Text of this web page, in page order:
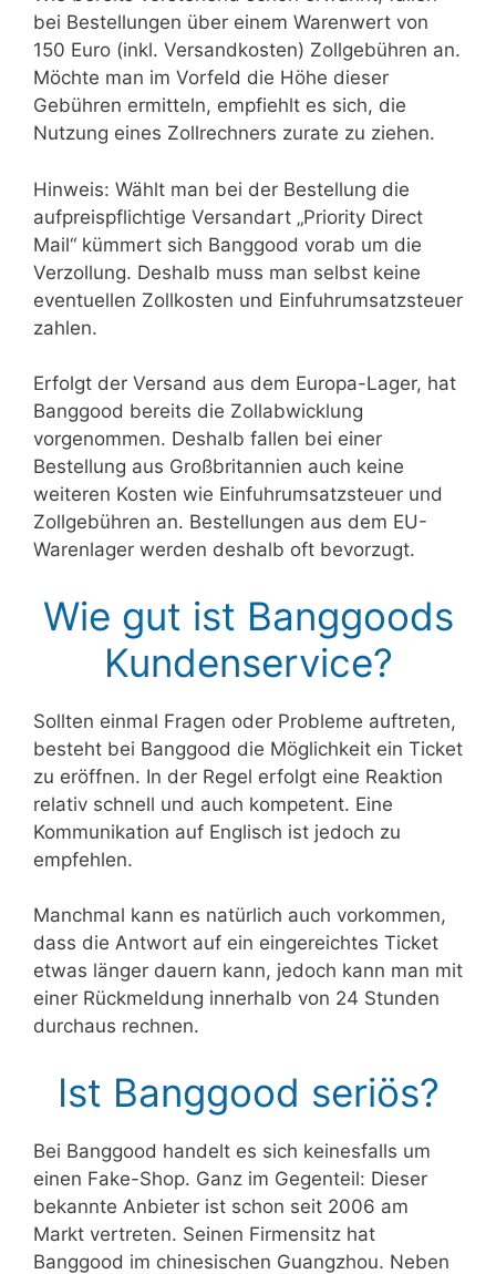
bei Bestellungen über einem Warenwert von
150 Euro (inkl. Versandkosten) Zollgebühren an.
Möchte man im Vorfeld die Höhe dieser
Gebühren ermitteln, empfiehlt es sich, die
Nutzung eines Zollrechners zurate zu ziehen.
Hinweis: Wählt man bei der Bestellung die
aufpreispflichtige Versandart „Priority Direct
Mail“ kümmert sich Banggood vorab um die
Verzollung. Deshalb muss man selbst keine
eventuellen Zollkosten und Einfuhrumsatzsteuer
zahlen.
Erfolgt der Versand aus dem Europa-Lager, hat
Banggood bereits die Zollabwicklung
vorgenommen. Deshalb fallen bei einer
Bestellung aus Großbritannien auch keine
weiteren Kosten wie Einfuhrumsatzsteuer und
Zollgebühren an. Bestellungen aus dem EU-
Warenlager werden deshalb oft bevorzugt.
Wie gut ist Banggoods
Kundenservice?
Sollten einmal Fragen oder Probleme auftreten,
besteht bei Banggood die Möglichkeit ein Ticket
zu eröffnen. In der Regel erfolgt eine Reaktion
relativ schnell und auch kompetent. Eine
Kommunikation auf Englisch ist jedoch zu
empfehlen.
Manchmal kann es natürlich auch vorkommen,
dass die Antwort auf ein eingereichtes Ticket
etwas länger dauern kann, jedoch kann man mit
einer Rückmeldung innerhalb von 24 Stunden
durchaus rechnen.
Ist Banggood seriös?
Bei Banggood handelt es sich keinesfalls um
einen Fake-Shop. Ganz im Gegenteil: Dieser
bekannte Anbieter ist schon seit 2006 am
Markt vertreten. Seinen Firmensitz hat
Banggood im chinesischen Guangzhou. Neben